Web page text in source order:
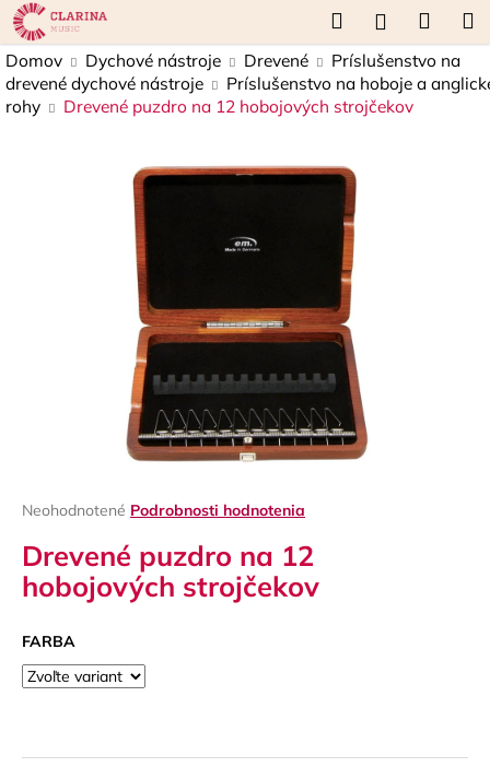
Prejsť
na
obsah
Hľadať
košík
Domov Dychové nástroje Drevené
Príslušenstvo na
drevené dychové nástroje
Príslušenstvo na hoboje a
rohy
Drevené puzdro na 12 hobojových strojčekov
Priemerné
produktu
je
0,0
5
Neohodnotené Podrobnosti hodnotenia
Drevené puzdro na 12
hobojových strojčekov
FARBA
K
o
š
Späť
Späť
Č
á
j
s
ť
?